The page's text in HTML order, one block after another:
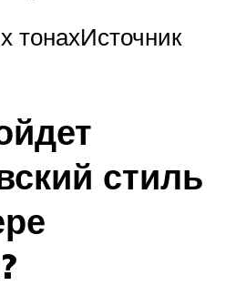
тонахИсточник
стиль